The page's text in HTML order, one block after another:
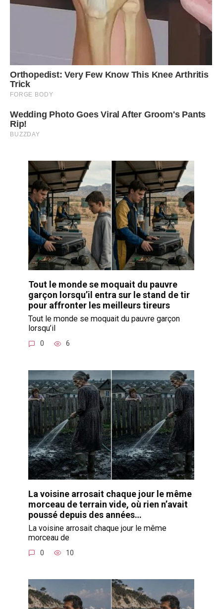
Tout le monde se moquait du pauvre
garçon lorsqu’il entra sur le stand de tir
pour affronter les meilleurs tireurs
Tout le monde se moquait du pauvre garçon
lorsqu’il
0 6
La voisine arrosait chaque jour le même
morceau de terrain vide, où rien n’avait
poussé depuis des années…
La voisine arrosait chaque jour le même
morceau de
0 10